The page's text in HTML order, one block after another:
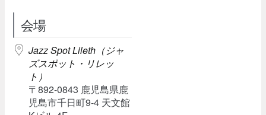
会場
Jazz Spot Lileth（ジャ
ズスポット・リレッ
ト）
〒892-0843 鹿児島県鹿
児島市千日町9-4 天文館